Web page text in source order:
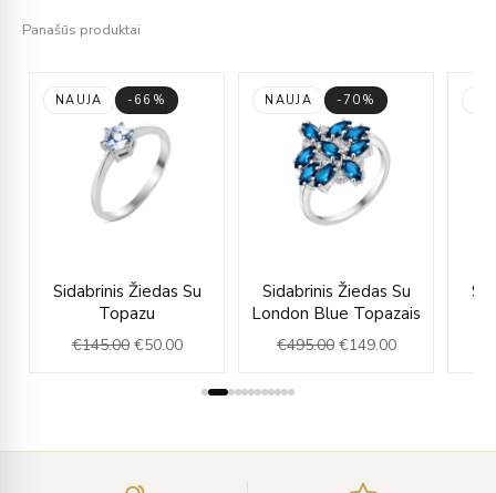
Panašūs produktai
NAUJA -66%
Sidabrinis Žiedas Su
Topazu
€145.00
Original
price
was:
€145.00.
€50.00
price
€50.00.
NAUJA -70%
Sidabrinis Žiedas Su
London Blue Topazais
€495.00
Original
price
was:
€495.00.
€149.00
price
is:
€149.00.